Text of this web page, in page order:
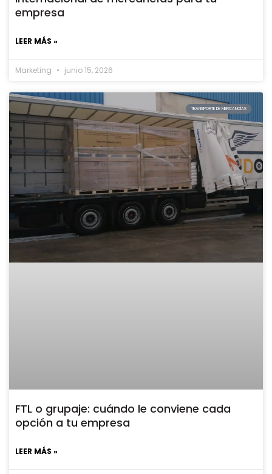
empresa
LEER MÁS »
Marketing junio 15, 2026
TRANSPORTE DE MERCANCÍAS
FTL o grupaje: cuándo le conviene cada
opción a tu empresa
LEER MÁS »